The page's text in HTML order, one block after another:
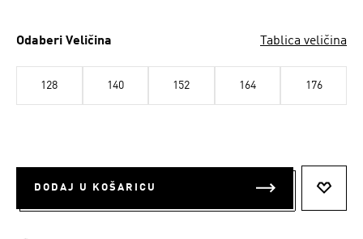
Odaberi Veličina Tablica veličina
128 140 152 164 176
DODAJ U KOŠARICU